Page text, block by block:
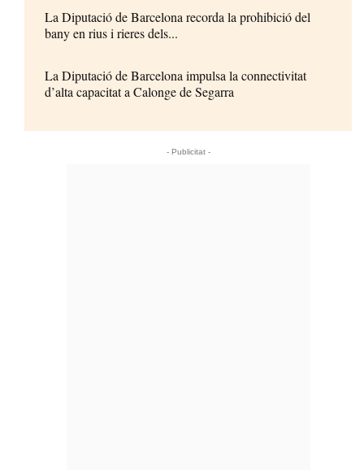
La Diputació de Barcelona recorda la prohibició del
bany en rius i rieres dels...
La Diputació de Barcelona impulsa la connectivitat
d’alta capacitat a Calonge de Segarra
- Publicitat -